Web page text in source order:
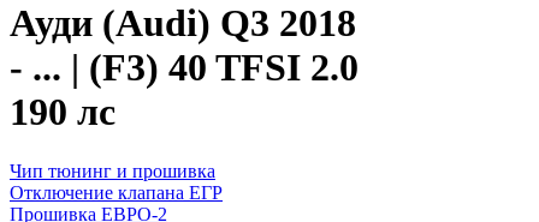
Ауди (Audi) Q3 2018
- ... | (F3) 40 TFSI 2.0
190 лс
Чип тюнинг и прошивка
Отключение клапана ЕГР
Прошивка ЕВРО-2